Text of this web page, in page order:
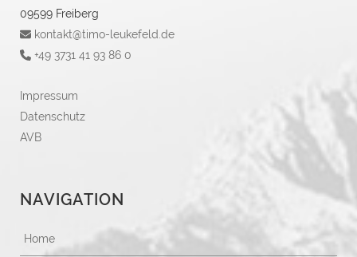
09599 Freiberg
kontakt@timo-leukefeld.de
+49 3731 41 93 86 0
Impressum
Datenschutz
AVB
NAVIGATION
Home